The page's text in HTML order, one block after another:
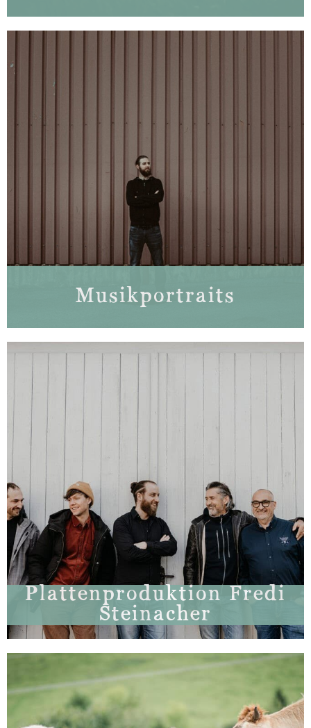
Musikportraits
Plattenproduktion Fredi
Steinacher